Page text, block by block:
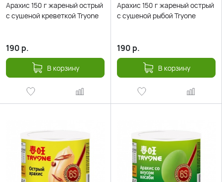
Арахис 150 г жареный острый
с сушеной креветкой Tryone
190 р.
В корзину
Арахис 150 г жареный острый
с сушеной рыбой Tryone
190 р.
В корзину